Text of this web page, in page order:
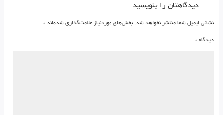
دیدگاهتان را بنویسید
نشانی ایمیل شما منتشر نخواهد شد. بخش‌های موردنیاز علامت‌گذاری شده‌اند *
دیدگاه *